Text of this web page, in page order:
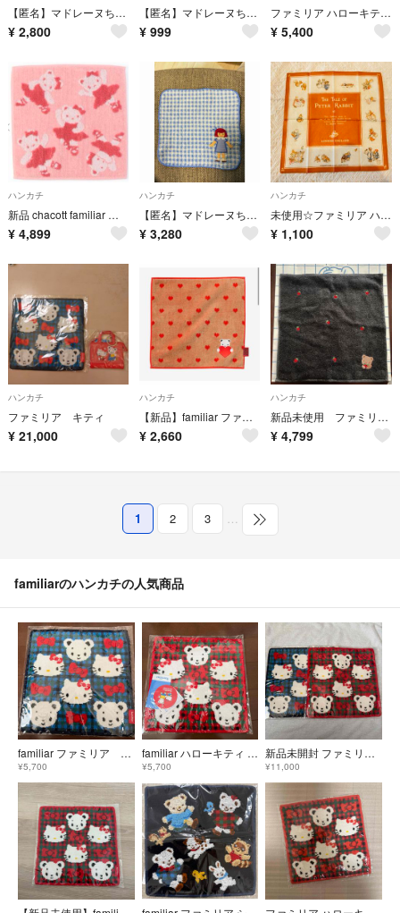
【匿名】マドレーヌちゃん タオルハンカチ ファミリア 廃盤 希少
¥ 2,800
【匿名】マドレーヌちゃん タオルハンカチ ファミリア 廃盤 希少
¥ 999
ファミリア ハローキティ タオルハンカチ ブルー
¥ 5,400
ハンカチ
新品 chacott familiar タオルハンカチ チャコット ファミリア
¥ 4,899
ハンカチ
【匿名】マドレーヌちゃん タオルハンカチ ファミリア 廃盤 希少
¥ 3,280
ハンカチ
未使用☆ファミリア ハンカチ 綿 ブラウン、ホワイト、ピーターラビット
¥ 1,100
ハンカチ
ファミリア キティ
¥ 21,000
ハンカチ
【新品】familiar ファミリア バレンタイン ハート柄クマ刺繍ハンカチ
¥ 2,660
ハンカチ
新品未使用 ファミリア familiar 天神地下街限定 ハンカチ
¥ 4,799
1 2 3 …
familiarのハンカチの人気商品
familiar ファミリア キティ タオルハンカチ
¥5,700
familiar ハローキティ コラボ ハンカチ タオル
¥5,700
新品未開封 ファミリア タオルハンカチ〈ハローキティ × familiar〉
¥11,000